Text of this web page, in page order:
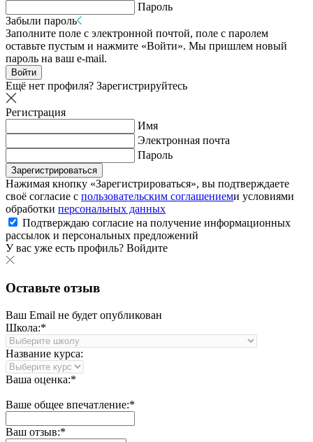
Пароль
Забыли пароль
Заполните поле с электронной почтой, поле с паролем
оставьте пустым и нажмите «Войти». Мы пришлем новый
пароль на ваш e-mail.
Войти
Ещё нет профиля? Зарегистрируйтесь
Регистрация
Имя
Электронная почта
Пароль
Зарегистрироваться
Нажимая кнопку «Зарегистрироваться», вы подтверждаете
своё согласие с пользовательским соглашениеми условиями
обработки персональных данных
Подтверждаю согласие на получение информационных
рассылок и персональных предложений
У вас уже есть профиль? Войдите
Оставьте отзыв
Ваш Email не будет опубликован
Школа:*
Название курса:
Ваша оценка:*
Ваше общее впечатление:*
Ваш отзыв:*